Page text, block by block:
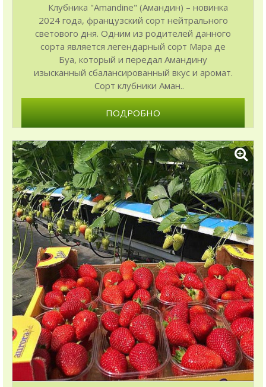
Клубника "Amandine" (Амандин) – новинка
2024 года, французский сорт нейтрального
светового дня. Одним из родителей данного
сорта является легендарный сорт Мара де
Буа, который и передал Амандину
изысканный сбалансированный вкус и аромат.
Сорт клубники Аман..
ПОДРОБНО